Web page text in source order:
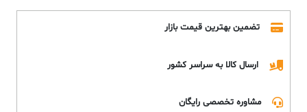
تضمین بهترین قیمت بازار
ارسال کالا به سراسر کشور
مشاوره تخصصی رایگان